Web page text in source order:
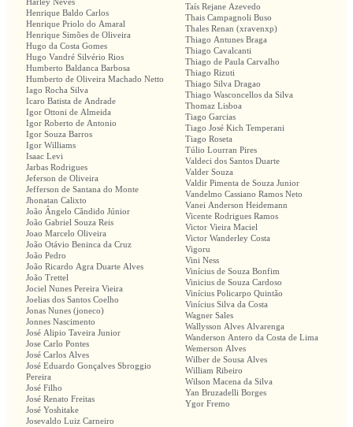
Harley Neves
Henrique Baldo Carlos
Henrique Priolo do Amaral
Henrique Simões de Oliveira
Hugo da Costa Gomes
Hugo Vandré Silvério Rios
Humberto Baldanca Barbosa
Humberto de Oliveira Machado Netto
Iago Rocha Silva
Icaro Batista de Andrade
Igor Ottoni de Almeida
Igor Roberto de Antonio
Igor Souza Barros
Igor Williams
Isaac Levi
Jarbas Rodrigues
Jeferson de Oliveira
Jefferson de Santana do Monte
Jhonatan Calixto
João Ângelo Cândido Júnior
João Gabriel Souza Reis
Joao Marcelo Oliveira
João Otávio Beninca da Cruz
João Pedro
João Ricardo Agra Duarte Alves
João Trettel
Jociel Nunes Pereira Vieira
Joelias dos Santos Coelho
Jonas Nunes (joneco)
Jonnes Nascimento
José Alipio Taveira Junior
Jose Carlo Pontes
José Carlos Alves
José Eduardo Gonçalves Sbroggio
Pereira
José Filho
José Renato Freitas
José Yoshitake
Josevaldo Luiz Carneiro
Taís Rejane Azevedo
Thais Campagnoli Buso
Thales Renan (xravenxp)
Thiago Antunes Braga
Thiago Cavalcanti
Thiago de Paula Carvalho
Thiago Rizuti
Thiago Silva Dragao
Thiago Wasconcellos da Silva
Thomaz Lisboa
Tiago Garcias
Tiago José Kich Temperani
Tiago Roseta
Túlio Lourran Pires
Valdeci dos Santos Duarte
Valder Souza
Valdir Pimenta de Souza Junior
Vandelmo Cassiano Ramos Neto
Vanei Anderson Heidemann
Vicente Rodrigues Ramos
Victor Vieira Maciel
Victor Wanderley Costa
Vigoru
Vini Ness
Vinícius de Souza Bonfim
Vinicius de Souza Cardoso
Vinícius Policarpo Quintão
Vinícius Silva da Costa
Wagner Sales
Wallysson Alves Alvarenga
Wanderson Antero da Costa de Lima
Wemerson Alves
Wilber de Sousa Alves
William Ribeiro
Wilson Macena da Silva
Yan Bruzadelli Borges
Ygor Fremo